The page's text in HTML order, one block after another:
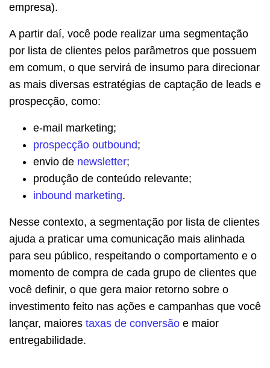
empresa).
A partir daí, você pode realizar uma segmentação
por lista de clientes pelos parâmetros que possuem
em comum, o que servirá de insumo para direcionar
as mais diversas estratégias de captação de leads e
prospecção, como:
e-mail marketing;
prospecção outbound;
envio de newsletter;
produção de conteúdo relevante;
inbound marketing.
Nesse contexto, a segmentação por lista de clientes
ajuda a praticar uma comunicação mais alinhada
para seu público, respeitando o comportamento e o
momento de compra de cada grupo de clientes que
você definir, o que gera maior retorno sobre o
investimento feito nas ações e campanhas que você
lançar, maiores taxas de conversão e maior
entregabilidade.